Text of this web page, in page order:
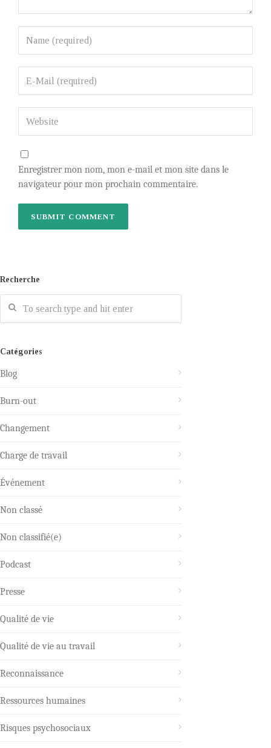
Enregistrer mon nom, mon e-mail et mon site dans le
navigateur pour mon prochain commentaire.
Recherche
Catégories
Blog
Burn-out
Changement
Charge de travail
Événement
Non classé
Non classifié(e)
Podcast
Presse
Qualité de vie
Qualité de vie au travail
Reconnaissance
Ressources humaines
Risques psychosociaux